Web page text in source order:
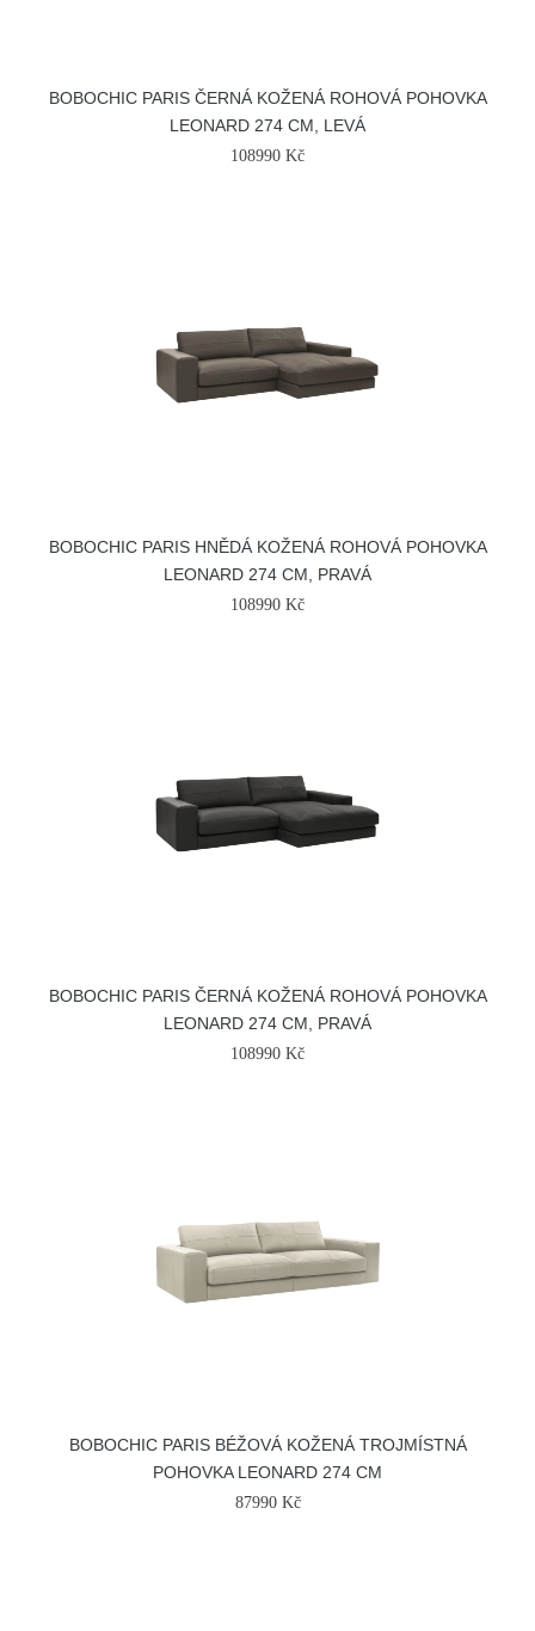
BOBOCHIC PARIS ČERNÁ KOŽENÁ ROHOVÁ POHOVKA
LEONARD 274 CM, LEVÁ
108990 Kč
BOBOCHIC PARIS HNĚDÁ KOŽENÁ ROHOVÁ POHOVKA
LEONARD 274 CM, PRAVÁ
108990 Kč
BOBOCHIC PARIS ČERNÁ KOŽENÁ ROHOVÁ POHOVKA
LEONARD 274 CM, PRAVÁ
108990 Kč
BOBOCHIC PARIS BÉŽOVÁ KOŽENÁ TROJMÍSTNÁ
POHOVKA LEONARD 274 CM
87990 Kč